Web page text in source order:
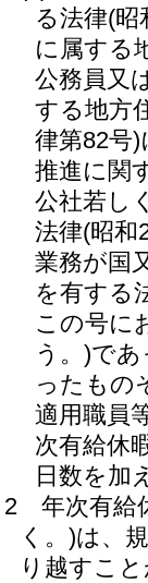
る法律(昭
に属する
公務員又
する地方
律第82号)
推進に関
公社若し
法律(昭和
業務が国
を有する
この号に
う。)であ
ったもの
適用職員
次有給休
日数を加
2
年次有給
く。)は、
り越すこ